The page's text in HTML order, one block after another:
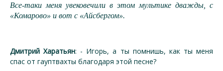
Все-таки меня увековечили в этом мультике дважды, с
«Комарово» и вот с «Айсбергом».
Дмитрий Харатьян: - Игорь, а ты помнишь, как ты меня
спас от гауптвахты благодаря этой песне?